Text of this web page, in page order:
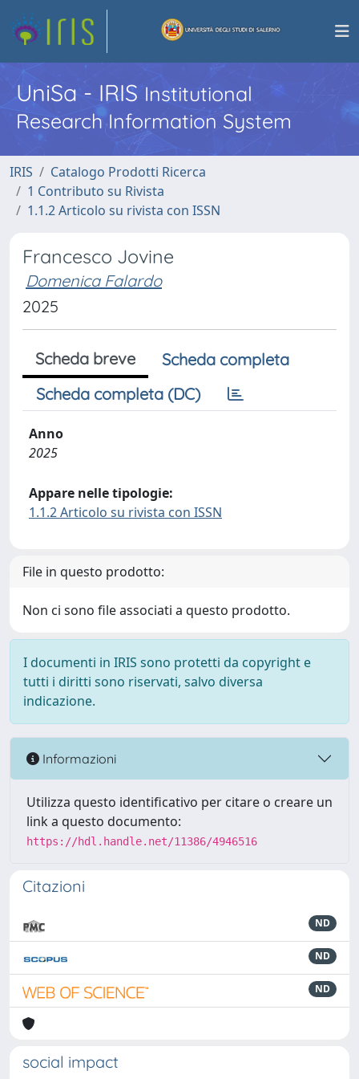
UniSa - IRISInstitutional
Research Information System
IRIS
Catalogo Prodotti Ricerca
1 Contributo su Rivista
1.1.2 Articolo su rivista con ISSN
Francesco Jovine
Domenica Falardo
2025
Scheda breve
Scheda completa
Scheda completa (DC)
Anno
2025
Appare nelle tipologie:
1.1.2 Articolo su rivista con ISSN
File in questo prodotto:
Non ci sono file associati a questo prodotto.
I documenti in IRIS sono protetti da copyright e
tutti i diritti sono riservati, salvo diversa
indicazione.
Informazioni
Utilizza questo identificativo per citare o creare un
link a questo documento:
https://hdl.handle.net/11386/4946516
Citazioni
ND
ND
ND
social impact